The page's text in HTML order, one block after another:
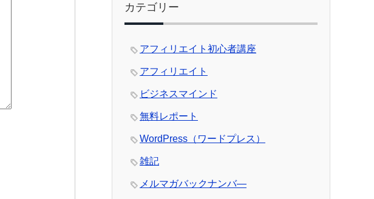
カテゴリー
アフィリエイト初心者講座
アフィリエイト
ビジネスマインド
無料レポート
WordPress（ワードプレス）
雑記
メルマガバックナンバ―